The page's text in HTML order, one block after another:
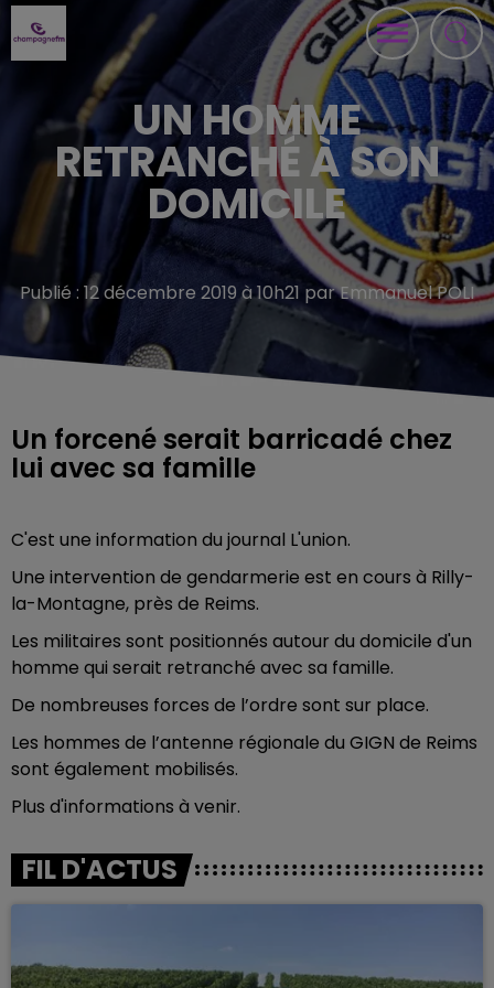
UN HOMME
RETRANCHÉ À SON
DOMICILE
Publié : 12 décembre 2019 à 10h21 par Emmanuel POLI
Un forcené serait barricadé chez
lui avec sa famille
C'est une information du journal L'union.
Une intervention de gendarmerie est en cours à Rilly-
la-Montagne, près de Reims.
Les militaires sont positionnés autour du domicile d'un
homme qui serait retranché avec sa famille.
De nombreuses forces de l’ordre sont sur place.
Les hommes de l’antenne régionale du GIGN de Reims
sont également mobilisés.
Plus d'informations à venir.
FIL D'ACTUS